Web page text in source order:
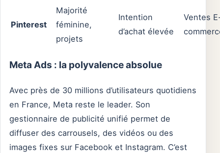
Pinterest
Majorité
féminine,
projets
Intention
d’achat élevée
Ventes
Meta Ads : la polyvalence absolue
Avec près de 30 millions d’utilisateurs quotidiens
en France, Meta reste le leader. Son
gestionnaire de publicité unifié permet de
diffuser des carrousels, des vidéos ou des
images fixes sur Facebook et Instagram. C’est